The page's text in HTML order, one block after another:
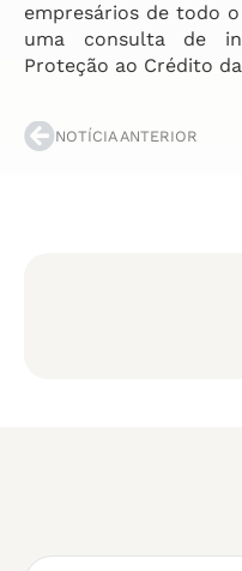
empresários de todo
uma consulta de
Proteção ao Crédito
NOTÍCIA ANTERIOR